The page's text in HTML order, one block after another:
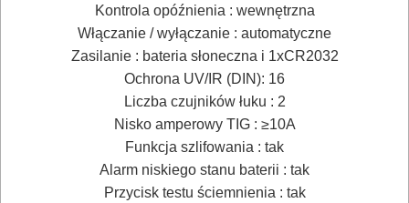
TRANSPORTOWANIE
POMIAROWE
NARZĘDZIA
BUDOWLANE
ELEKTRY..
Kontrola opóźnienia : wewnętrzna
Włączanie / wyłączanie : automatyczne
Zasilanie : bateria słoneczna i 1xCR2032
Ochrona UV/IR (DIN): 16
Liczba czujników łuku : 2
Nisko amperowy TIG : ≥10A
Funkcja szlifowania : tak
Alarm niskiego stanu baterii : tak
Przycisk testu ściemnienia : tak